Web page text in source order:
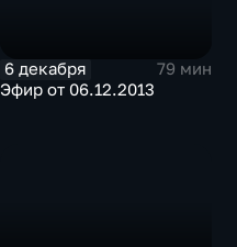
6 декабря
79 мин
Эфир от 06.12.2013